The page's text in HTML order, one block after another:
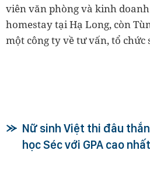
viên văn phòng và kinh
homestay tại Hạ Long, còn
một công ty về tư vấn, tổ chức
Nữ sinh Việt thi đâu
học Séc với GPA cao